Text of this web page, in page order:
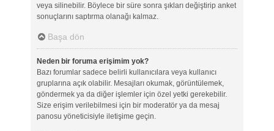
veya silinebilir. Böylece bir süre sonra şıkları değiştirip anket
sonuçlarını saptırma olanağı kalmaz.
Başa dön
Neden bir foruma erişimim yok?
Bazı forumlar sadece belirli kullanıcılara veya kullanıcı
gruplarına açık olabilir. Mesajları okumak, görüntülemek,
göndermek ya da diğer işlemler için özel yetki gerekebilir.
Size erişim verilebilmesi için bir moderatör ya da mesaj
panosu yöneticisiyle iletişime geçin.